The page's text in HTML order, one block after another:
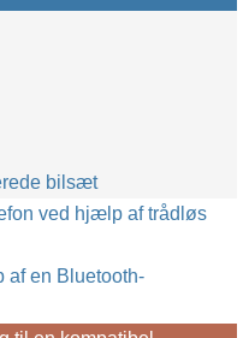
bilsæt
ved hjælp af trådløs
en Bluetooth-